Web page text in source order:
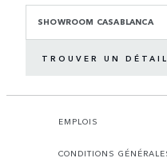
SHOWROOM CASABLANCA
TROUVER UN
EMPLOIS
CONDITIONS